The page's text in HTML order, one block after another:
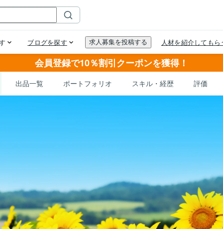
会員登録で10％割引クーポンを獲得！
出品一覧 ポートフォリオ スキル・経歴 評価